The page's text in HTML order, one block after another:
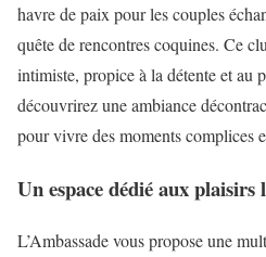
havre de paix pour les couples
quête de rencontres coquines. Ce
intimiste, propice à la détente et au
découvrirez une ambiance
pour vivre des moments complices
Un espace dédié aux
L’Ambassade vous propose une